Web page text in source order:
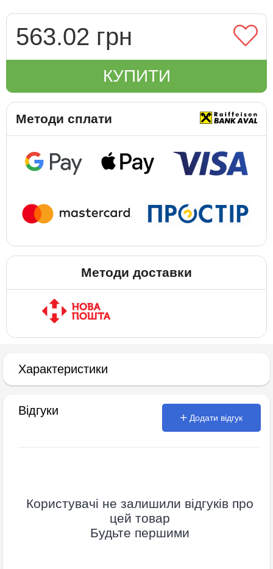
563.02 грн
КУПИТИ
Методи сплати
Методи доставки
Характеристики
Відгуки
Додати відгук
Користувачі не залишили відгуків про
цей товар
Будьте першими